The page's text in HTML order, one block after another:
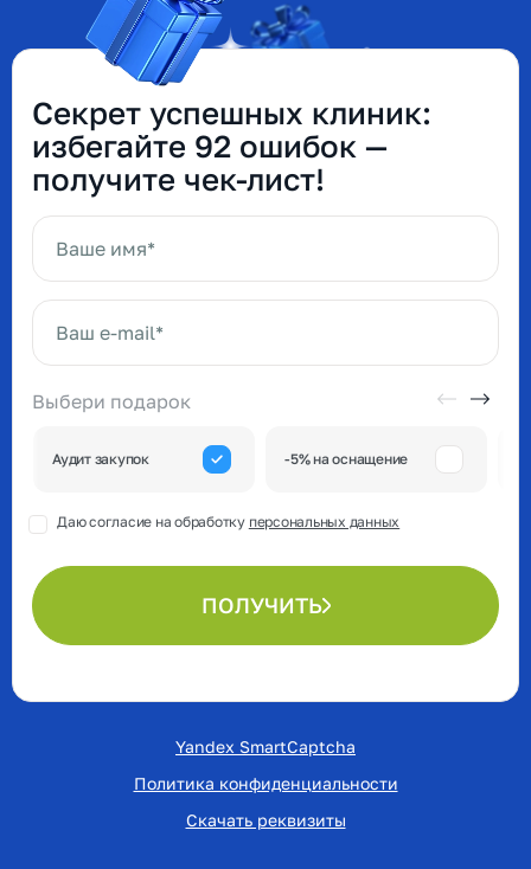
Секрет успешных клиник:
избегайте 92 ошибок —
получите чек-лист!
Выбери подарок
Аудит закупок -5% на оснащение
Даю согласие на обработку персональных данных
ПОЛУЧИТЬ
Yandex SmartCaptcha
Политика конфиденциальности
Скачать реквизиты